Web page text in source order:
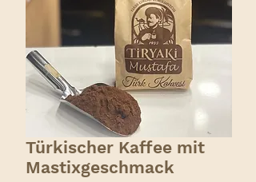
Türkischer Kaffee mit
Mastixgeschmack